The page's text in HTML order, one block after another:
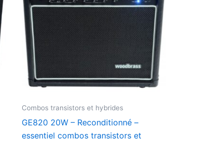
Combos transistors et hybrides
GE820 20W – Reconditionné –
essentiel combos transistors et